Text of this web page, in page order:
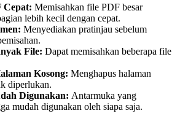
Cepat: Memisahkan file PDF besar
lebih kecil dengan cepat.
Menyediakan pratinjau sebelum
File: Dapat memisahkan beberapa file
Kosong: Menghapus halaman
diperlukan.
Digunakan: Antarmuka yang
mudah digunakan oleh siapa saja.